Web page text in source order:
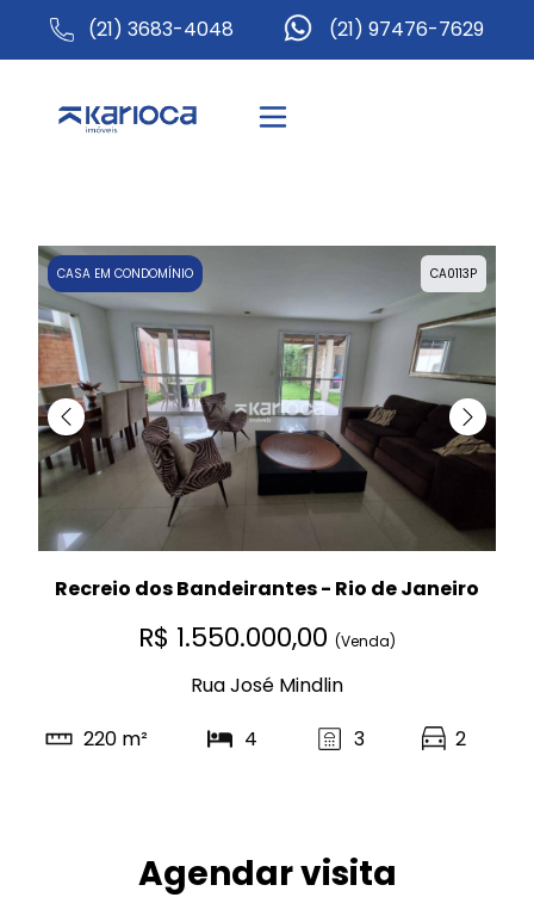
(21) 3683-4048 (21) 97476-7629
Agendar visita
CA0113P
CASA EM CONDOMÍNIO
Recreio dos Bandeirantes - Rio de Janeiro
R$ 1.550.000,00 (Venda)
Rua José Mindlin
220 m²
4 3 2